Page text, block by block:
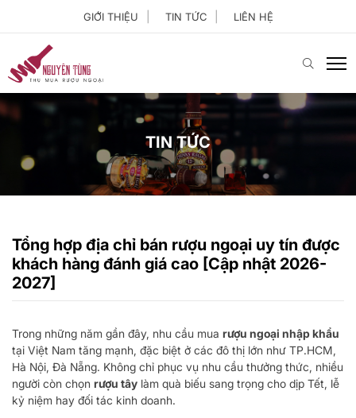
GIỚI THIỆU TIN TỨC LIÊN HỆ
TIN TỨC
Tổng hợp địa chỉ bán rượu ngoại uy tín được
khách hàng đánh giá cao [Cập nhật 2026-
2027]
Trong những năm gần đây, nhu cầu mua rượu ngoại nhập khẩu
tại Việt Nam tăng mạnh, đặc biệt ở các đô thị lớn như TP.HCM,
Hà Nội, Đà Nẵng. Không chỉ phục vụ nhu cầu thưởng thức, nhiều
người còn chọn rượu tây làm quà biếu sang trọng cho dịp Tết, lễ
kỷ niệm hay đối tác kinh doanh.